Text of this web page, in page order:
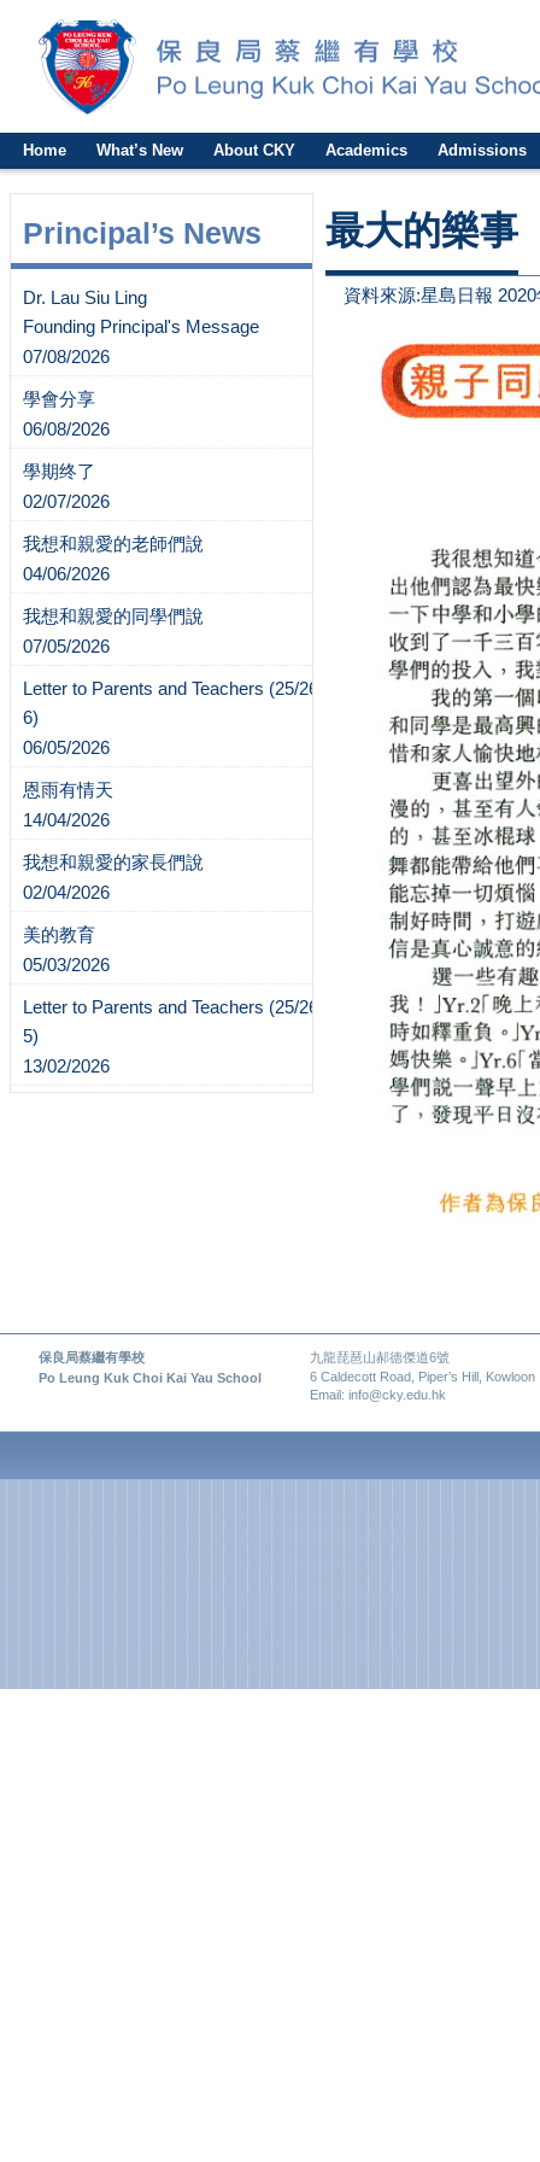
Home What’s New About CKY Academics Admissions
Principal’s News
Dr. Lau Siu Ling
Founding Principal's Message
07/08/2026
學會分享
06/08/2026
學期终了
02/07/2026
我想和親愛的老師們說
04/06/2026
我想和親愛的同學們說
07/05/2026
Letter to Parents and Teachers (25/26-
6)
06/05/2026
恩雨有情天
14/04/2026
我想和親愛的家長們說
02/04/2026
美的教育
05/03/2026
Letter to Parents and Teachers (25/26-
5)
13/02/2026
最大的樂事
資料來源:星島日報
保良局蔡繼有學校
九龍琵琶山郝德傑道6號
Po Leung Kuk Choi Kai Yau School
6 Caldecott Road, Piper’s Hill, Kowloon
Email: info@cky.edu.hk